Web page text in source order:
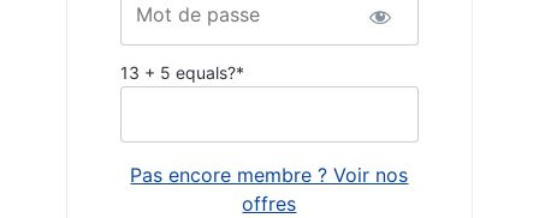
Mot de passe
13 + 5 equals?*
Pas encore membre ? Voir nos
offres